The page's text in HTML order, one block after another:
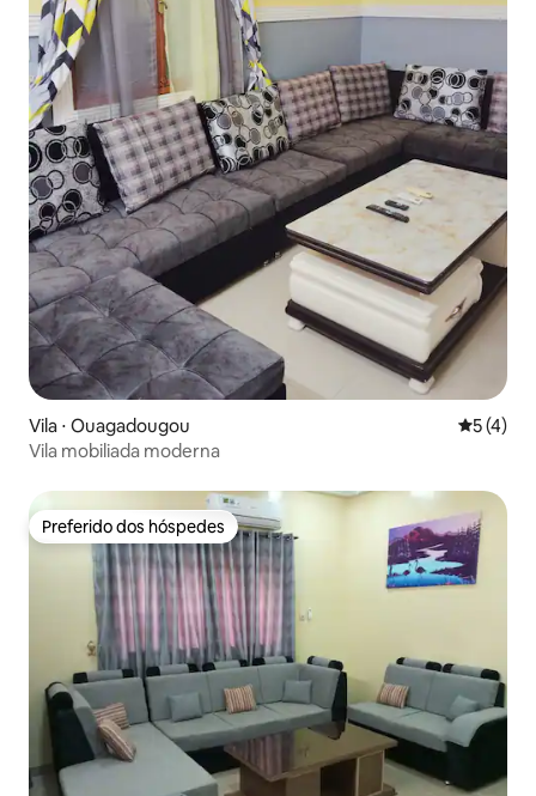
Vila ⋅ Ouagadougou 5 de
5 (4)
Vila mobiliada moderna
Preferido dos hóspedes
Preferido dos hóspedes